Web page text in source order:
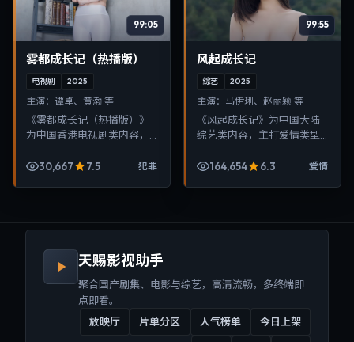
99:05
雾都成长记（热播版）
电视剧 2025
主演： 谭卓、黄渤 等
《雾都成长记（热播版）》
为中国香港电视剧类内容，
凑、画面清晰，适合移动端
30,667 7.5 犯罪
99:55
风起成长记
综艺 2025
主演： 马伊琍、赵丽颖 等
《风起成长记》为中国大陆
综艺类内容，主打爱情类型
晰，适合移动端与电视端随
164,654 6.3 爱情
天赐影视助手
聚合国产剧集、电影与综艺，高清流畅，多终端即
点即看。
放映厅
片单分区 人气榜单 今日上架